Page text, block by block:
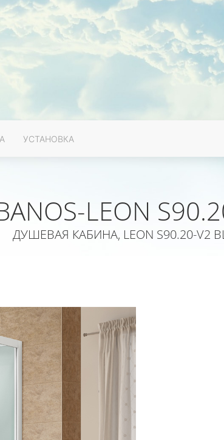
УСТАНОВКА
LEON
ДУШЕВАЯ КАБИНА, LEON S90.20-V2